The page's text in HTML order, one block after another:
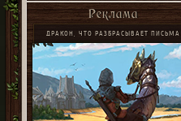
Реклама
ДРАКОН, ЧТО РАЗБРАСЫВАЕТ ПИСЬМА